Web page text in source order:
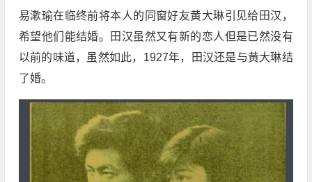
易漱瑜在临终前将本人的同窗好友黄大琳引见给田汉，
希望他们能结婚。田汉虽然又有新的恋人但是已然没有
以前的味道，虽然如此，1927年，田汉还是与黄大琳结
了婚。